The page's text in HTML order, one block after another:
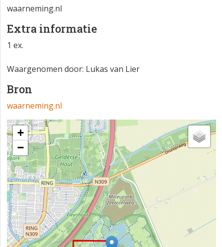
waarneming.nl
Extra informatie
1 ex.
Waargenomen door: Lukas van Lier
Bron
waarneming.nl
+
−